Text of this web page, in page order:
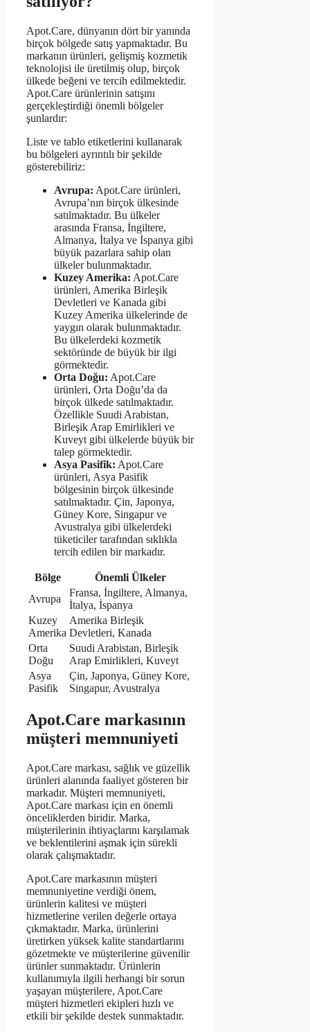
Apot.Care, dünyanın dört bir yanında
birçok bölgede satış yapmaktadır. Bu
markanın ürünleri, gelişmiş kozmetik
teknolojisi ile üretilmiş olup, birçok
ülkede beğeni ve tercih edilmektedir.
Apot.Care ürünlerinin satışını
gerçekleştirdiği önemli bölgeler
şunlardır:
Liste ve tablo etiketlerini kullanarak
bu bölgeleri ayrıntılı bir şekilde
gösterebiliriz:
Avrupa: Apot.Care ürünleri,
Avrupa’nın birçok ülkesinde
satılmaktadır. Bu ülkeler
arasında Fransa, İngiltere,
Almanya, İtalya ve İspanya gibi
büyük pazarlara sahip olan
ülkeler bulunmaktadır.
Kuzey Amerika: Apot.Care
ürünleri, Amerika Birleşik
Devletleri ve Kanada gibi
Kuzey Amerika ülkelerinde de
yaygın olarak bulunmaktadır.
Bu ülkelerdeki kozmetik
sektöründe de büyük bir ilgi
görmektedir.
Orta Doğu: Apot.Care
ürünleri, Orta Doğu’da da
birçok ülkede satılmaktadır.
Özellikle Suudi Arabistan,
Birleşik Arap Emirlikleri ve
Kuveyt gibi ülkelerde büyük bir
talep görmektedir.
Asya Pasifik: Apot.Care
ürünleri, Asya Pasifik
bölgesinin birçok ülkesinde
satılmaktadır. Çin, Japonya,
Güney Kore, Singapur ve
Avustralya gibi ülkelerdeki
tüketiciler tarafından sıklıkla
tercih edilen bir markadır.
Bölge
Önemli Ülkeler
Avrupa
Fransa, İngiltere, Almanya,
İtalya, İspanya
Kuzey
Amerika
Amerika Birleşik
Devletleri, Kanada
Orta
Doğu
Suudi Arabistan, Birleşik
Arap Emirlikleri, Kuveyt
Asya
Pasifik
Çin, Japonya, Güney Kore,
Singapur, Avustralya
Apot.Care markasının
müşteri memnuniyeti
Apot.Care markası, sağlık ve güzellik
ürünleri alanında faaliyet gösteren bir
markadır. Müşteri memnuniyeti,
Apot.Care markası için en önemli
önceliklerden biridir. Marka,
müşterilerinin ihtiyaçlarını karşılamak
ve beklentilerini aşmak için sürekli
olarak çalışmaktadır.
Apot.Care markasının müşteri
memnuniyetine verdiği önem,
ürünlerin kalitesi ve müşteri
hizmetlerine verilen değerle ortaya
çıkmaktadır. Marka, ürünlerini
üretirken yüksek kalite standartlarını
gözetmekte ve müşterilerine güvenilir
ürünler sunmaktadır. Ürünlerin
kullanımıyla ilgili herhangi bir sorun
yaşayan müşterilere, Apot.Care
müşteri hizmetleri ekipleri hızlı ve
etkili bir şekilde destek sunmaktadır.